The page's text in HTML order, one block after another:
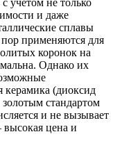
учетом не только
и даже
сплавы
пор применяются для
коронок на
Однако их
керамика (диоксид
стандартом
и не вызывает
цена и